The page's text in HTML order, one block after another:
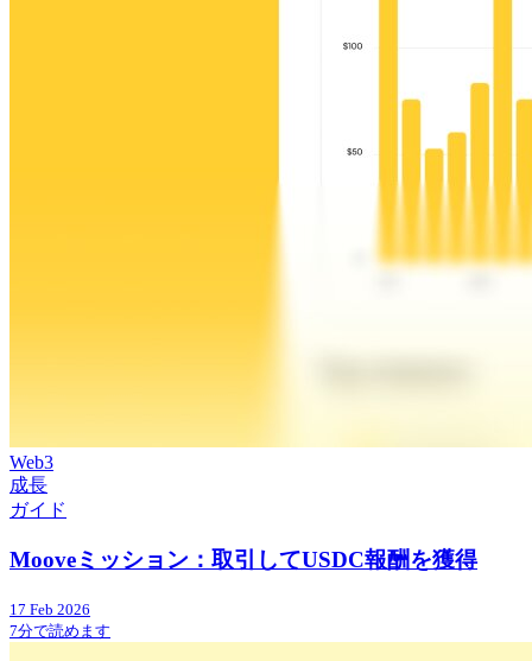
Web3
成長
ガイド
Mooveミッション：取引してUSDC報酬を獲得
17 Feb 2026
7分で読めます